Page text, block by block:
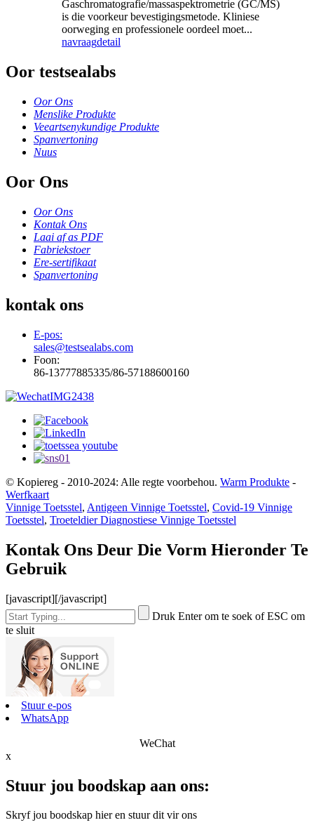
Gaschromatografie/massaspektrometrie (GC/MS)
is die voorkeur bevestigingsmetode. Kliniese
oorweging en professionele oordeel moet...
navraagdetail
Oor testsealabs
Oor Ons
Menslike Produkte
Veeartsenykundige Produkte
Spanvertoning
Nuus
Oor Ons
Oor Ons
Kontak Ons
Laai af as PDF
Fabriekstoer
Ere-sertifikaat
Spanvertoning
kontak ons
E-pos:
sales@testsealabs.com
Foon:
86-13777885335/86-57188600160
© Kopiereg - 2010-2024: Alle regte voorbehou. Warm Produkte -
Werfkaart
Vinnige Toetsstel, Antigeen Vinnige Toetsstel, Covid-19 Vinnige
Toetsstel, Troeteldier Diagnostiese Vinnige Toetsstel
Kontak Ons Deur Die Vorm Hieronder Te
Gebruik
[javascript][/javascript]
Druk Enter om te soek of ESC om
te sluit
Stuur e-pos
WhatsApp
WeChat
x
Stuur jou boodskap aan ons:
Skryf jou boodskap hier en stuur dit vir ons